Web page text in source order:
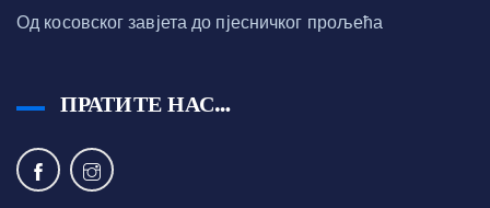
Од косовског завјета до пјесничког прољећа
ПРАТИТЕ НАС…